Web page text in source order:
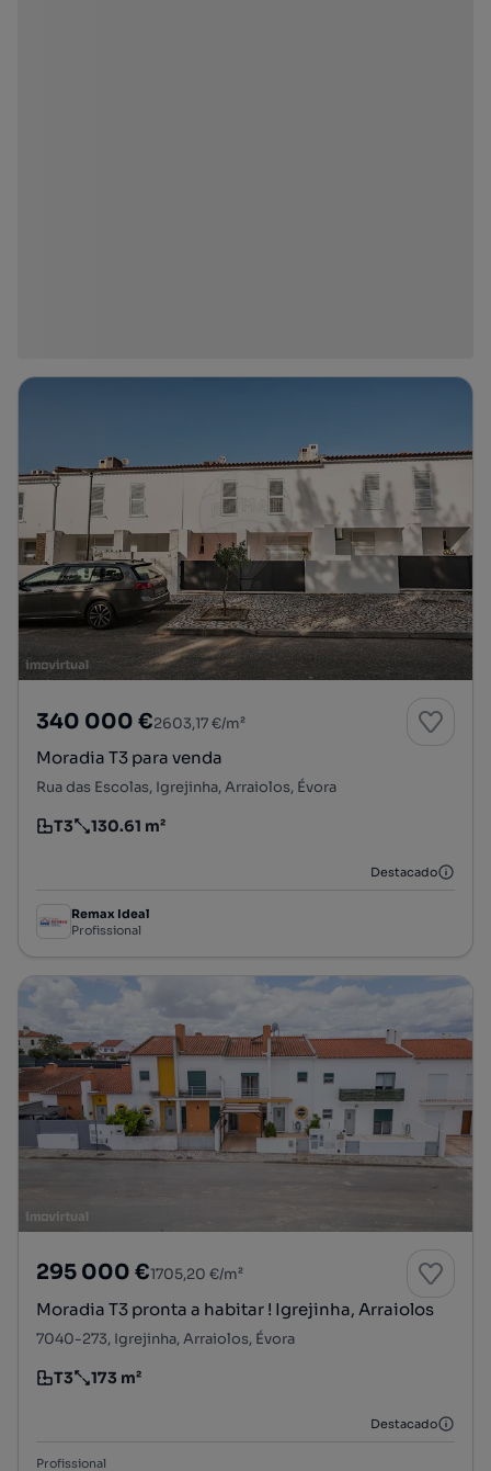
340 000 €2603,17 €/m²
Moradia T3 para venda
Rua das Escolas, Igrejinha, Arraiolos, Évora
Tipologia
T3
Preço por metro quadrado
130.61 m²
Destacado
Remax Ideal
Profissional
295 000 €1705,20 €/m²
Moradia T3 pronta a habitar ! Igrejinha, Arraiolos
7040-273, Igrejinha, Arraiolos, Évora
Tipologia
T3
Preço por metro quadrado
173 m²
Destacado
Profissional